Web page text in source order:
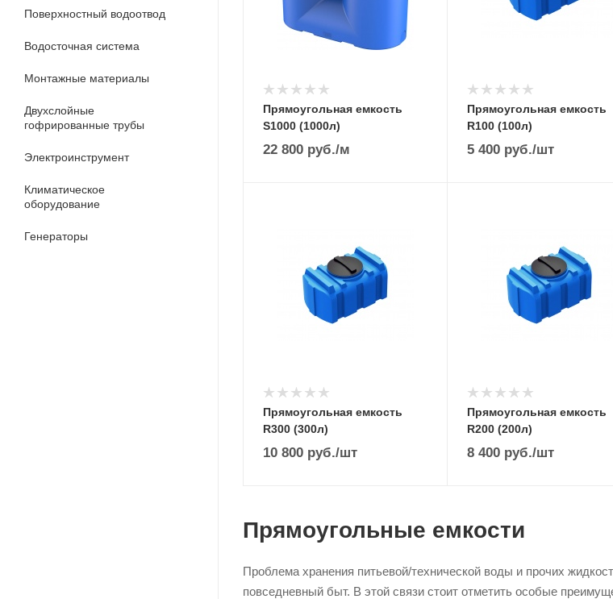
Поверхностный водоотвод
Водосточная система
Монтажные материалы
Двухслойные
гофрированные трубы
Электроинструмент
Климатическое
оборудование
Генераторы
Прямоугольная емкость
S1000 (1000л)
22 800 руб./м
Прямоугольная емкость
R100 (100л)
5 400 руб./шт
Прямоугольная емкость
R300 (300л)
10 800 руб./шт
Прямоугольная емкость
R200 (200л)
8 400 руб./шт
Прямоугольные емкости
Проблема хранения питьевой/технической воды и прочих
повседневный быт. В этой связи стоит отметить особые